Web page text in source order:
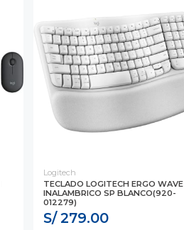
Logitech
TECLADO LOGITECH ERGO WAVE
INALAMBRICO SP BLANCO(920-
012279)
S/ 279.00